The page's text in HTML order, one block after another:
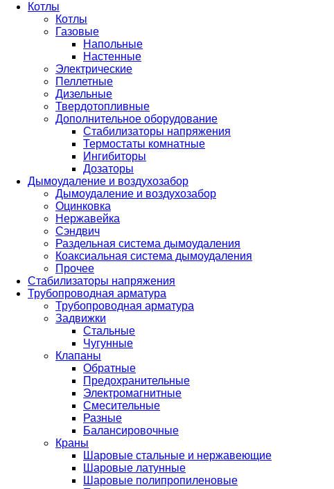
Котлы
Котлы
Газовые
Напольные
Настенные
Электрические
Пеллетные
Дизельные
Твердотопливные
Дополнительное оборудование
Стабилизаторы напряжения
Термостаты комнатные
Ингибиторы
Дозаторы
Дымоудаление и воздухозабор
Дымоудаление и воздухозабор
Оцинковка
Нержавейка
Сэндвич
Раздельная система дымоудаления
Коаксиальная система дымоудаления
Прочее
Стабилизаторы напряжения
Трубопроводная арматура
Трубопроводная арматура
Задвижки
Стальные
Чугунные
Клапаны
Обратные
Предохранительные
Электромагнитные
Смесительные
Разные
Балансировочные
Краны
Шаровые стальные и нержавеющие
Шаровые латунные
Шаровые полипропиленовые